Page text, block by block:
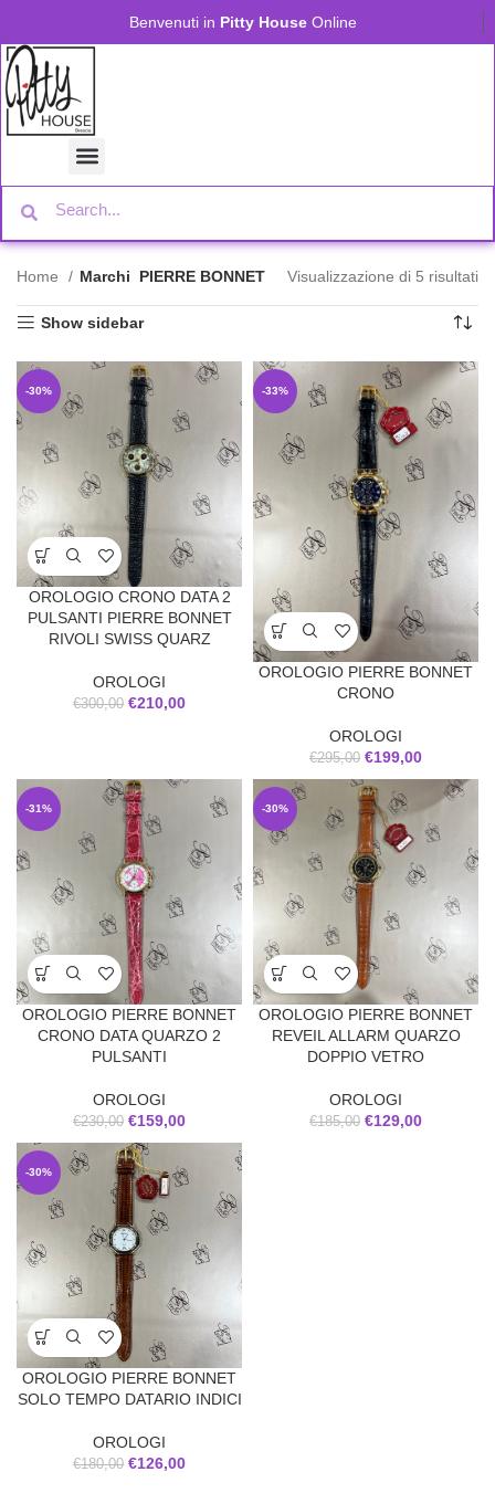
Benvenuti in Pitty House Online
Home Marchi PIERRE BONNET Visualizzazione di 5 risultati
Show sidebar
-30%
OROLOGIO CRONO DATA 2
PULSANTI PIERRE BONNET
RIVOLI SWISS QUARZ
OROLOGI
€300,00 €210,00
-33%
OROLOGIO PIERRE BONNET
CRONO
OROLOGI
€295,00 €199,00
-31%
OROLOGIO PIERRE BONNET
CRONO DATA QUARZO 2
PULSANTI
OROLOGI
€230,00 €159,00
-30%
OROLOGIO PIERRE BONNET
REVEIL ALLARM QUARZO
DOPPIO VETRO
OROLOGI
€185,00 €129,00
-30%
OROLOGIO PIERRE BONNET
SOLO TEMPO DATARIO INDICI
OROLOGI
€180,00 €126,00